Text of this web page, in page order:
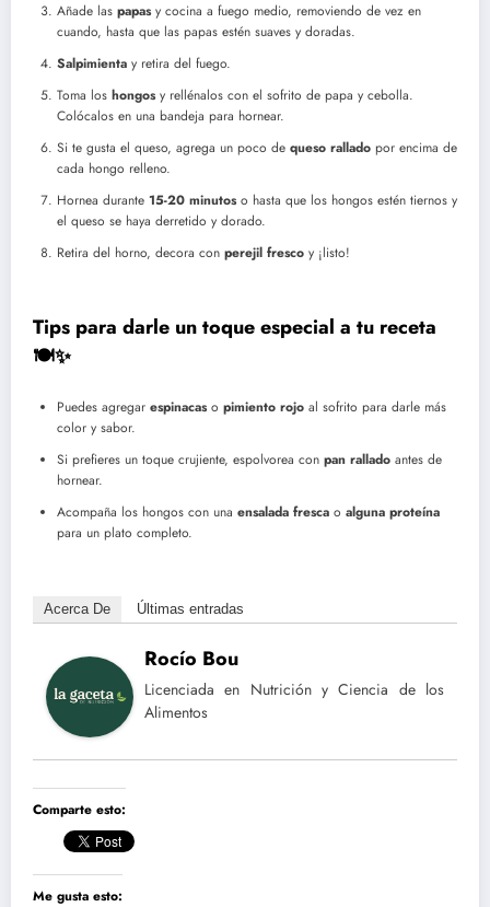
Añade las papasy cocina a fuego medio, removiendo de vez en
cuando, hasta que las papas estén suaves y doradas.
Salpimienta y retira del fuego.
Toma los hongosy rellénalos con el sofrito de papa y cebolla.
Colócalos en una bandeja para hornear.
Si te gusta el queso, agrega un poco de queso rallado por encima de
cada hongo relleno.
Hornea durante 15-20 minutoso hasta que los hongos estén tiernos y
el queso se haya derretido y dorado.
Retira del horno, decora con perejil fresco y ¡listo!
Tips para darle un toque especial a tu receta
🍽️✨
Puedes agregar espinacaso pimiento rojo al sofrito para darle más
color y sabor.
Si prefieres un toque crujiente, espolvorea con pan rallado antes de
hornear.
Acompaña los hongos con una ensalada fresca o alguna proteína
para un plato completo.
Acerca De Últimas entradas
Rocío Bou
Licenciada en Nutrición y Ciencia de los
Alimentos
Comparte esto:
Me gusta esto: